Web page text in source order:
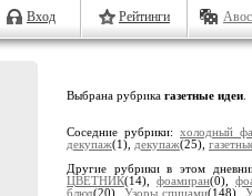
Вход Рейтинги
Выбрана рубрика газетные идеи
Соседние рубрики: холодный
декупаж(1), декупаж(25),
Другие рубрики в этом
ЦВЕТНИК(14), фоамиран(0),
блюд(20), Узоры спицами(148),